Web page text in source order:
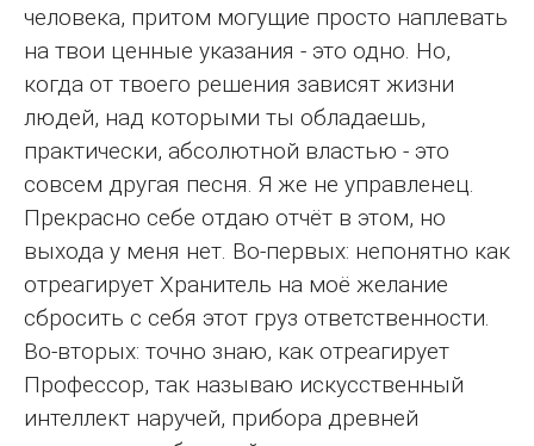
человека, притом могущие просто наплевать
на твои ценные указания - это одно. Но,
когда от твоего решения зависят жизни
людей, над которыми ты обладаешь,
практически, абсолютной властью - это
совсем другая песня. Я же не управленец.
Прекрасно себе отдаю отчёт в этом, но
выхода у меня нет. Во-первых: непонятно как
отреагирует Хранитель на моё желание
сбросить с себя этот груз ответственности.
Во-вторых: точно знаю, как отреагирует
Профессор, так называю искусственный
интеллект наручей, прибора древней